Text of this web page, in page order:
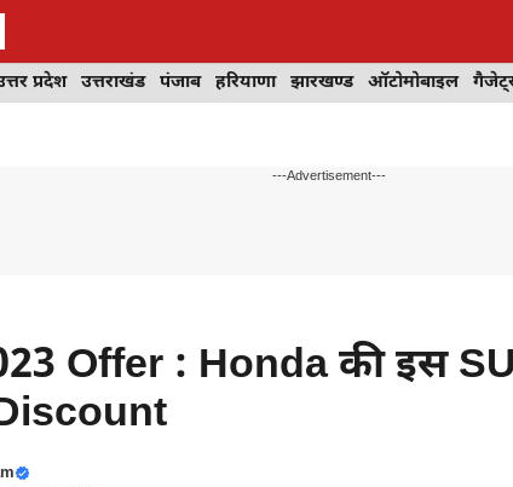
प्रदेश उत्तराखंड पंजाब हरियाणा झारखण्ड ऑटोमोबाइल
---Advertisement---
Offer : Honda की इस